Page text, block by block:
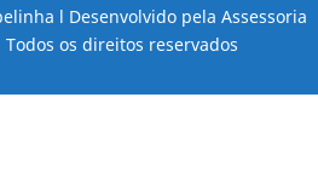
l Desenvolvido pela Assessoria
os direitos reservados